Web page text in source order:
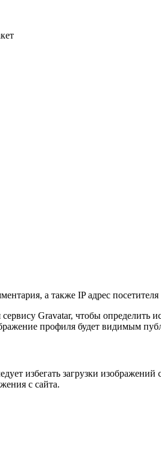
а также IP адрес
Gravatar, чтобы
профиля будет видимым
избегать загрузки
с сайта.